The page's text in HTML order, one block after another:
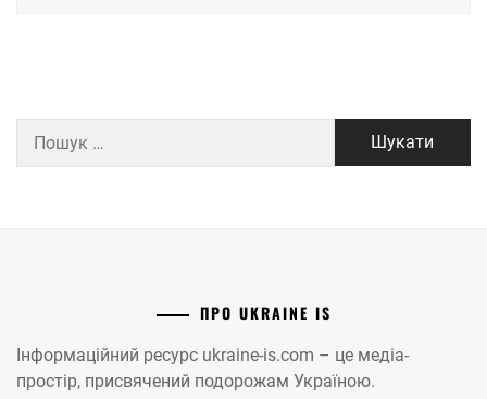
ПРО UKRAINE IS
Інформаційний ресурс ukraine-is.com – це медіа-
простір, присвячений подорожам Україною.